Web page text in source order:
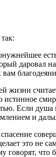
так:
истинное
Если
и
это не
говорят, что